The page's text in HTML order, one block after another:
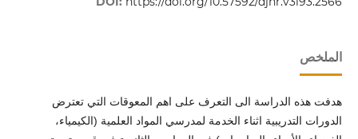
الملخص
هدفت هذه الدراسة الى التعرف على اهم المعوقات التي تعترض
الدورات التدريبية اثناء الخدمة لمدرسي المواد العلمية (الكيمياء،